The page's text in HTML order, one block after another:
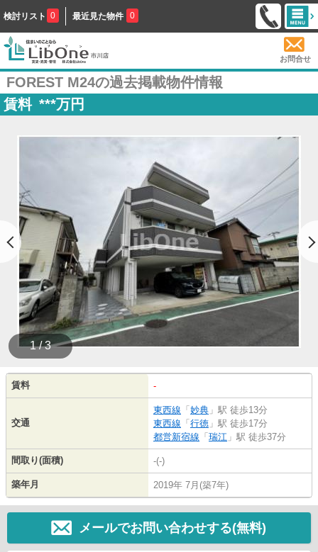
検討リスト 0 最近見た物件 0
お問合せ
FOREST M24の過去掲載物件情報
賃料 ***万円
1 / 3
賃料 -
交通
東西線 「 妙典 」駅 徒歩13分
東西線 「 行徳 」駅 徒歩17分
都営新宿線 「 瑞江 」駅 徒歩37分
間取り(面積) -(-)
築年月 2019年 7月(築7年)
メールでお問い合わせする(無料)